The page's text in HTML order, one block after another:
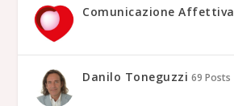
Comunicazione Affettiva
Danilo Toneguzzi 69 Posts